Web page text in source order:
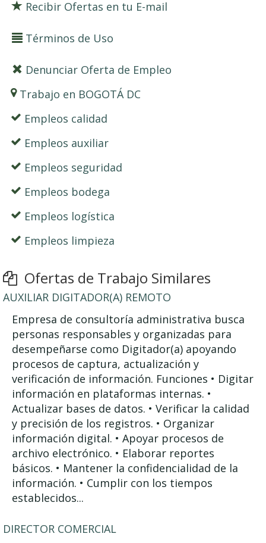
Recibir Ofertas en tu E-mail
Términos de Uso
Denunciar Oferta de Empleo
Trabajo en BOGOTÁ DC
Empleos calidad
Empleos auxiliar
Empleos seguridad
Empleos bodega
Empleos logística
Empleos limpieza
Ofertas de Trabajo Similares
AUXILIAR DIGITADOR(A) REMOTO
Empresa de consultoría administrativa busca
personas responsables y organizadas para
desempeñarse como Digitador(a) apoyando
procesos de captura, actualización y
verificación de información. Funciones • Digitar
información en plataformas internas. •
Actualizar bases de datos. • Verificar la calidad
y precisión de los registros. • Organizar
información digital. • Apoyar procesos de
archivo electrónico. • Elaborar reportes
básicos. • Mantener la confidencialidad de la
información. • Cumplir con los tiempos
establecidos...
DIRECTOR COMERCIAL